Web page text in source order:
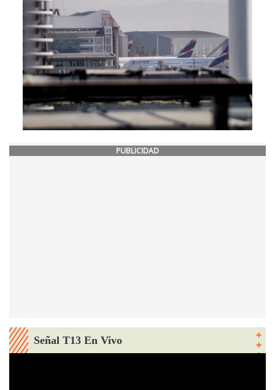
PUBLICIDAD
Señal T13 En Vivo